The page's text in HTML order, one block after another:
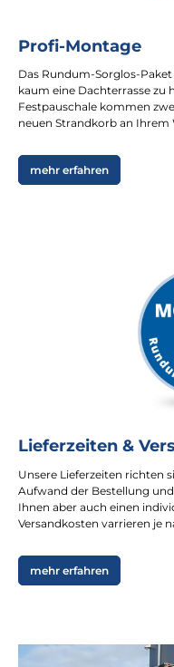
Profi-Montage
Das Rundum-Sorglos-
kaum eine Dachterrasse zu
Festpauschale kommen
neuen Strandkorb an Ihrem
mehr erfahren
Lieferzeiten &
Unsere Lieferzeiten richten
Aufwand der Bestellung
Ihnen aber auch einen
Versandkosten varrieren je
mehr erfahren